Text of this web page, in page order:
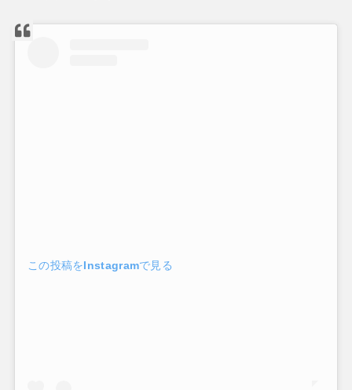
この投稿をInstagramで見る